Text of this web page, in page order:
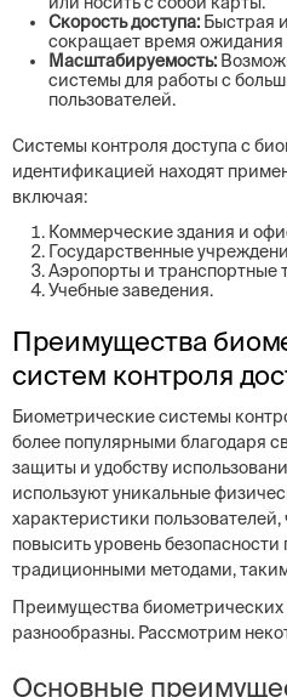
Скорость доступа: Быстрая
сокращает время ожидания
Масштабируемость:
системы для работы с
пользователей.
Системы контроля доступа с
идентификацией находят
включая:
Коммерческие здания и
Государственные
Аэропорты и транспортные
Учебные заведения.
Преимущества
систем контроля
Биометрические системы
более популярными благодаря
защиты и удобству
используют уникальные
характеристики пользователей,
повысить уровень
традиционными методами,
Преимущества
разнообразны. Рассмотрим
Основные